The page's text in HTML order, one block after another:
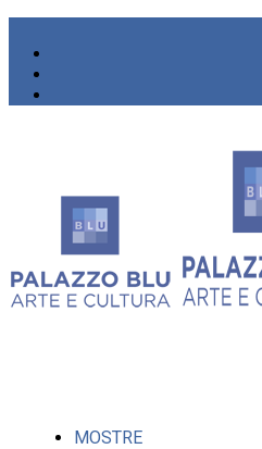
MOSTRE